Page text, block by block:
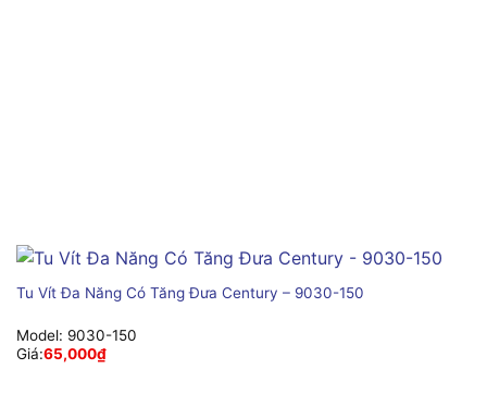
Tu Vít Đa Năng Có Tăng Đưa Century – 9030-150
Model: 9030-150
Giá:65,000₫